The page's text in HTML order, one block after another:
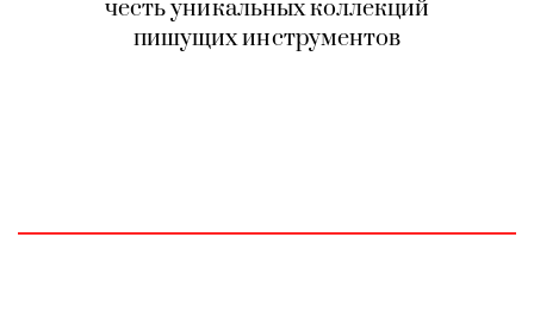
честь уникальных коллекций
пишущих инструментов